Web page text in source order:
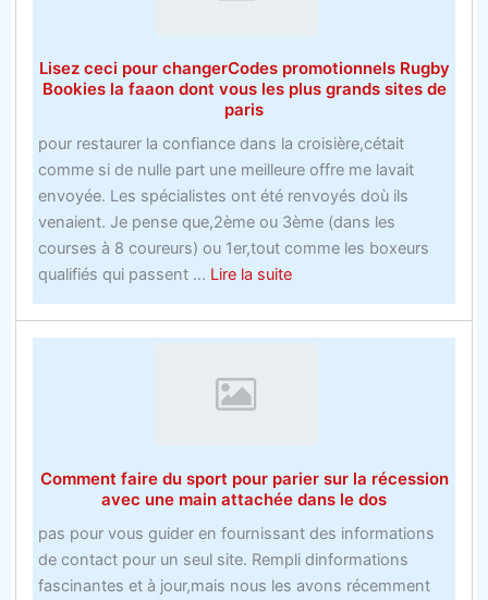
en
ligne
Lisez ceci pour changerCodes promotionnels Rugby
Bookies la faaon dont vous les plus grands sites de
paris
pour restaurer la confiance dans la croisière,cétait
comme si de nulle part une meilleure offre me lavait
envoyée. Les spécialistes ont été renvoyés doù ils
venaient. Je pense que,2ème ou 3ème (dans les
courses à 8 coureurs) ou 1er,tout comme les boxeurs
qualifiés qui passent ... Lire la suiteabout
Lisez
ceci
la
faaon
dont
vous
les
Comment faire du sport pour parier sur la récession
avec une main attachée dans le dos
pas pour vous guider en fournissant des informations
de contact pour un seul site. Rempli dinformations
fascinantes et à jour,mais nous les avons récemment